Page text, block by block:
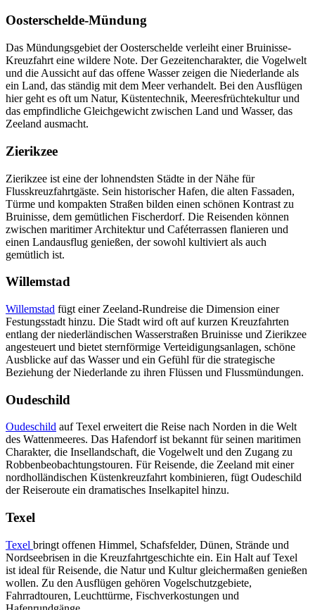
Oosterschelde-Mündung
Das Mündungsgebiet der Oosterschelde verleiht einer Bruinisse-
Kreuzfahrt eine wildere Note. Der Gezeitencharakter, die Vogelwelt
und die Aussicht auf das offene Wasser zeigen die Niederlande als
ein Land, das ständig mit dem Meer verhandelt. Bei den Ausflügen
hier geht es oft um Natur, Küstentechnik, Meeresfrüchtekultur und
das empfindliche Gleichgewicht zwischen Land und Wasser, das
Zeeland ausmacht.
Zierikzee
Zierikzee ist eine der lohnendsten Städte in der Nähe für
Flusskreuzfahrtgäste. Sein historischer Hafen, die alten Fassaden,
Türme und kompakten Straßen bilden einen schönen Kontrast zu
Bruinisse, dem gemütlichen Fischerdorf. Die Reisenden können
zwischen maritimer Architektur und Caféterrassen flanieren und
einen Landausflug genießen, der sowohl kultiviert als auch
gemütlich ist.
Willemstad
Willemstad fügt einer Zeeland-Rundreise die Dimension einer
Festungsstadt hinzu. Die Stadt wird oft auf kurzen Kreuzfahrten
entlang der niederländischen Wasserstraßen Bruinisse und Zierikzee
angesteuert und bietet sternförmige Verteidigungsanlagen, schöne
Ausblicke auf das Wasser und ein Gefühl für die strategische
Beziehung der Niederlande zu ihren Flüssen und Flussmündungen.
Oudeschild
Oudeschild auf Texel erweitert die Reise nach Norden in die Welt
des Wattenmeeres. Das Hafendorf ist bekannt für seinen maritimen
Charakter, die Insellandschaft, die Vogelwelt und den Zugang zu
Robbenbeobachtungstouren. Für Reisende, die Zeeland mit einer
nordholländischen Küstenkreuzfahrt kombinieren, fügt Oudeschild
der Reiseroute ein dramatisches Inselkapitel hinzu.
Texel
Texel bringt offenen Himmel, Schafsfelder, Dünen, Strände und
Nordseebrisen in die Kreuzfahrtgeschichte ein. Ein Halt auf Texel
ist ideal für Reisende, die Natur und Kultur gleichermaßen genießen
wollen. Zu den Ausflügen gehören Vogelschutzgebiete,
Fahrradtouren, Leuchttürme, Fischverkostungen und